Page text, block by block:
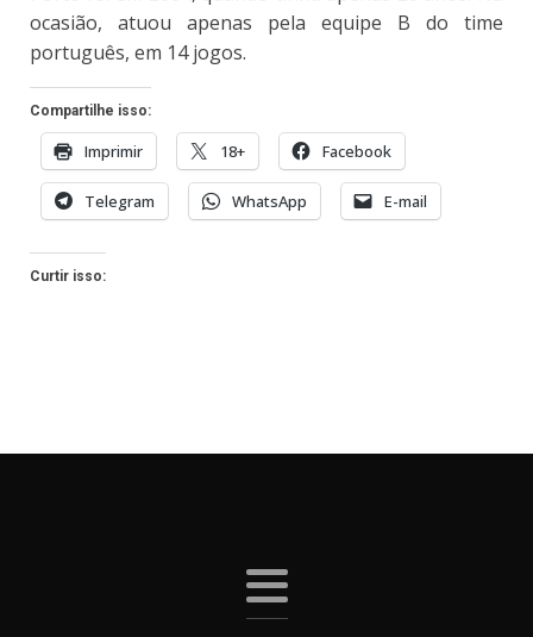
ocasião, atuou apenas pela equipe B do time
português, em 14 jogos.
Compartilhe isso:
Imprimir 18+ Facebook
Telegram WhatsApp E-mail
Curtir isso: